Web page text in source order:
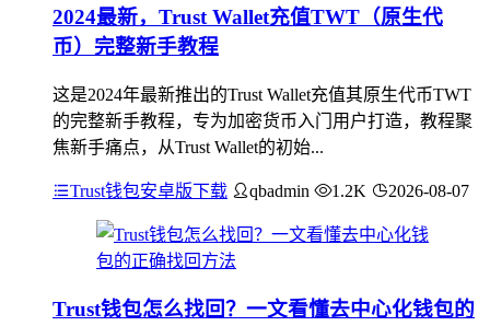
2024最新，Trust Wallet充值TWT（原生代
币）完整新手教程
这是2024年最新推出的Trust Wallet充值其原生代币TWT
的完整新手教程，专为加密货币入门用户打造，教程聚
焦新手痛点，从Trust Wallet的初始...
Trust钱包安卓版下载 qbadmin 1.2K 2026-08-07
Trust钱包怎么找回？一文看懂去中心化钱包的